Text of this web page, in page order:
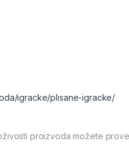
igracke/plisane-igracke/
proizvoda možete